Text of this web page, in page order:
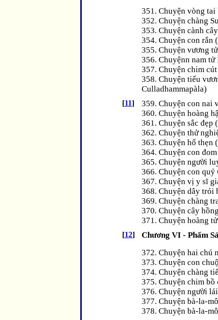
351. Chuyện vòng
352. Chuyện chàng
353. Chuyện cành
354. Chuyện con rắn
355. Chuyện vương
356. Chuyệnn nam
357. Chuyện chim
358. Chuyện tiểu
Culladhammapàla)
[11]
359. Chuyện con nai
360. Chuyện hoàng
361. Chuyện sắc đẹp
362. Chuyện thử
363. Chuyện hổ thẹn
364. Chuyện con
365. Chuyện người
366. Chuyện con
367. Chuyện vị y sĩ
368. Chuyện dây trói
369. Chuyện chàng
370. Chuyện cây
371. Chuyện hoàng
[12]
Chương VI - Phẩm
372. Chuyện hai chú
373. Chuyện con
374. Chuyện chàng
375. Chuyện chim
376. Chuyện người
377. Chuyện bà-la-
378. Chuyện bà-la-